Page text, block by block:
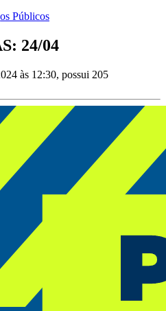
Públicos
24/04
às 12:30, possui 205